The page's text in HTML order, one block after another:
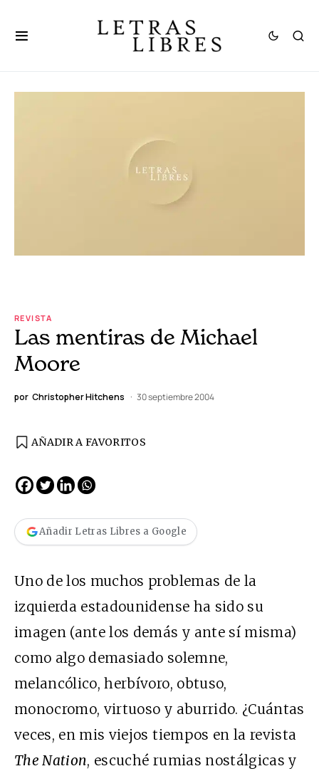
REVISTA
Las mentiras de Michael
Moore
por Christopher Hitchens 30 septiembre 2004
AÑADIR A FAVORITOS
Añadir Letras Libres a Google
Uno de los muchos problemas de la
izquierda estadounidense ha sido su
imagen (ante los demás y ante sí misma)
como algo demasiado solemne,
melancólico, herbívoro, obtuso,
monocromo, virtuoso y aburrido. ¿Cuántas
veces, en mis viejos tiempos en la revista
The Nation, escuché rumias nostálgicas y